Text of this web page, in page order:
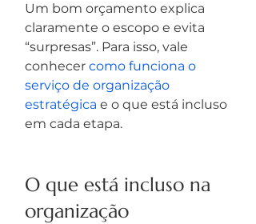
Um bom orçamento explica
claramente o escopo e evita
“surpresas”. Para isso, vale
conhecer como funciona o
serviço de organização
estratégica e o que está incluso
em cada etapa.
O que está incluso na
organização